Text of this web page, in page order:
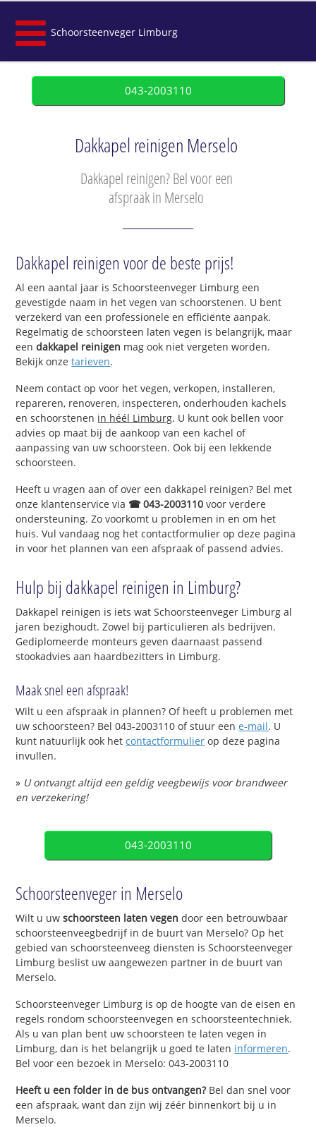
Schoorsteenveger Limburg
043-2003110
Dakkapel reinigen Merselo
Dakkapel reinigen? Bel voor een
afspraak in Merselo
Dakkapel reinigen voor de beste prijs!
Al een aantal jaar is Schoorsteenveger Limburg een
gevestigde naam in het vegen van schoorstenen. U bent
verzekerd van een professionele en efficiënte aanpak.
Regelmatig de schoorsteen laten vegen is belangrijk, maar
eendakkapel reinigen mag ook niet vergeten worden.
Bekijk onzetarieven.
Neem contact op voor het vegen, verkopen, installeren,
repareren, renoveren, inspecteren, onderhouden kachels
en schoorstenen in héél Limburg. U kunt ook bellen voor
advies op maat bij de aankoop van een kachel of
aanpassing van uw schoorsteen. Ook bij een lekkende
schoorsteen.
Heeft u vragen aan of over een dakkapel reinigen? Bel met
onze klantenservice via ☎ 043-2003110 voor verdere
ondersteuning. Zo voorkomt u problemen in en om het
huis. Vul vandaag nog het contactformulier op deze pagina
in voor het plannen van een afspraak of passend advies.
Hulp bij dakkapel reinigen in Limburg?
Dakkapel reinigen is iets wat Schoorsteenveger Limburg al
jaren bezighoudt. Zowel bij particulieren als bedrijven.
Gediplomeerde monteurs geven daarnaast passend
stookadvies aan haardbezitters in Limburg.
Maak snel een afspraak!
Wilt u een afspraak in plannen? Of heeft u problemen met
uw schoorsteen? Bel 043-2003110 of stuur eene-mail. U
kunt natuurlijk ook hetcontactformulier op deze pagina
invullen.
» U ontvangt altijd een geldig veegbewijs voor brandweer
en verzekering!
043-2003110
Schoorsteenveger in Merselo
Wilt u uwschoorsteen laten vegen door een betrouwbaar
schoorsteenveegbedrijf in de buurt van Merselo? Op het
gebied van schoorsteenveeg diensten is Schoorsteenveger
Limburg beslist uw aangewezen partner in de buurt van
Merselo.
Schoorsteenveger Limburg is op de hoogte van de eisen en
regels rondom schoorsteenvegen en schoorsteentechniek.
Als u van plan bent uw schoorsteen te laten vegen in
Limburg, dan is het belangrijk u goed te laten informeren.
Bel voor een bezoek in Merselo: 043-2003110
Heeft u een folder in de bus ontvangen?Bel dan snel voor
een afspraak, want dan zijn wij zéér binnenkort bij u in
Merselo.